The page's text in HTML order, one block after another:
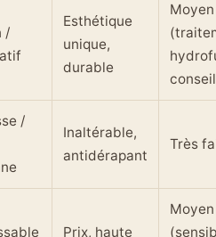
/
Esthétique
unique,
durable
Moyen
/
Inaltérable,
antidérapant
Très
Prix, haute
Moyen